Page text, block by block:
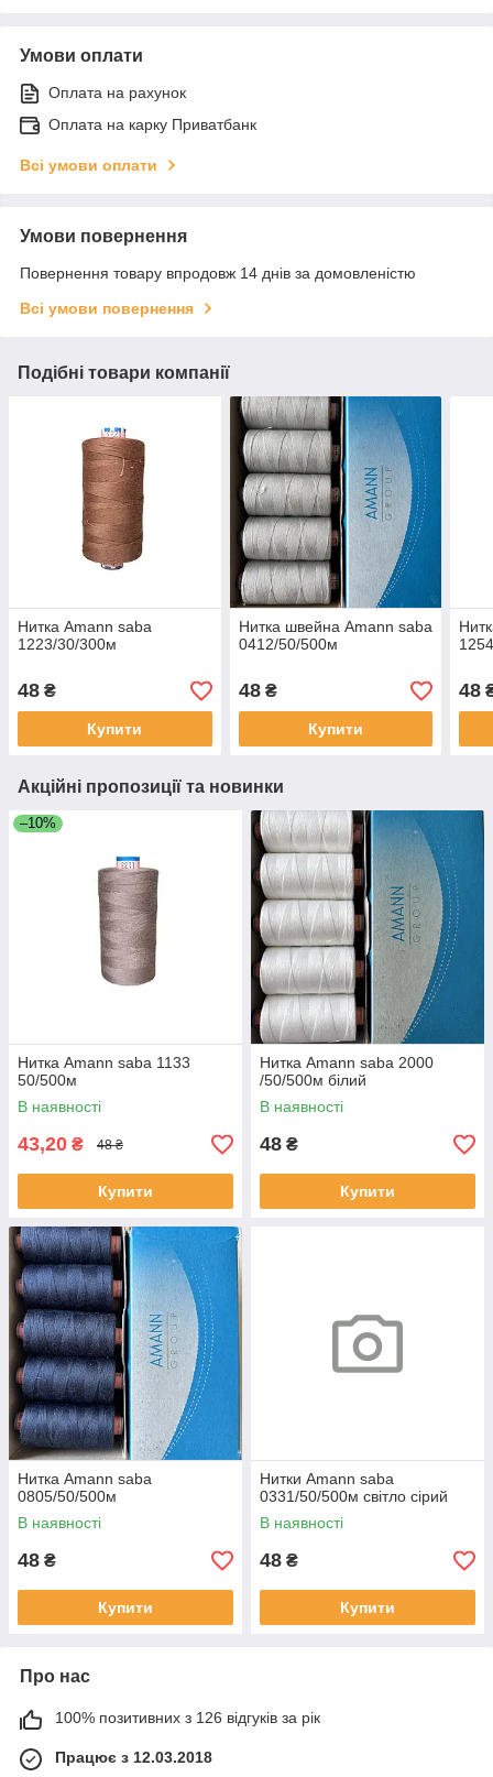
Умови оплати
Оплата на рахунок
Оплата на карку Приватбанк
Всі умови оплати
Умови повернення
Повернення товару впродовж 14 днів за домовленістю
Всі умови повернення
Подібні товари компанії
Нитка Amann saba
1223/30/300м
48 ₴
Купити
Нитка швейна Amann saba
0412/50/500м
48₴
Купити
48
Акційні пропозиції та новинки
–10%
Нитка Amann saba 1133
50/500м
В наявності
43,20 ₴ 48 ₴
Купити
Нитка Amann saba 2000
/50/500м білий
В наявності
48 ₴
Купити
Нитка Amann saba
0805/50/500м
В наявності
48 ₴
Купити
Нитки Amann saba
0331/50/500м світло сірий
В наявності
48 ₴
Купити
Про нас
100% позитивних з 126 відгуків за рік
Працює з 12.03.2018